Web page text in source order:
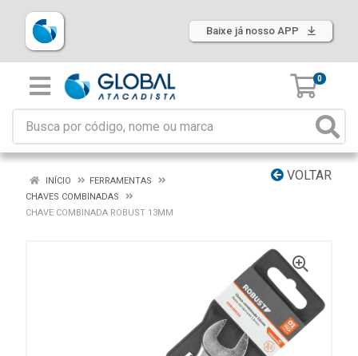
Baixe já nosso APP
0
VOLTAR
INÍCIO
FERRAMENTAS
CHAVES COMBINADAS
CHAVE COMBINADA ROBUST 13MM